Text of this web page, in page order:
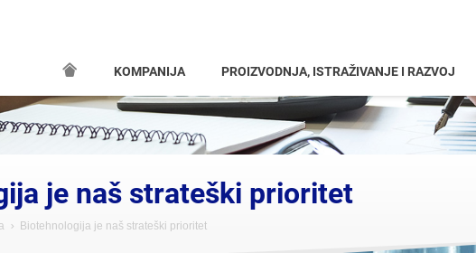
KOMPANIJA PROIZVODNJA, ISTRAŽIVANJE I RAZVOJ
je naš strateški prioritet
Biotehnologija je naš strateški prioritet